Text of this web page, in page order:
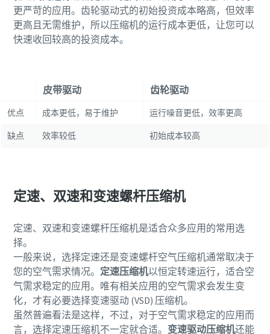
更严苛的应用。齿轮驱动式的初始投资成本略高，但效率
更高且无需维护，所以压缩机的运行成本更低，让您可以
快速收回较高的投资成本。
皮带驱动 齿轮驱动
优点 成本更低，易于维护 运行噪音更低，效率更高
缺点 效率较低 初始成本较高
定速、双速和变速螺杆压缩机
定速、双速和变速螺杆压缩机是适合众多应用的常用选
择。
一般来说，选择定速还是变速螺杆空气压缩机通常取决于
您的空气需求情况。 定速压缩机以恒定转速运行，适合空
气需求稳定的应用。唯有相关应用的空气需求会发生变
化，才有必要选择变速驱动 (VSD) 压缩机。
虽然普遍看法是这样，不过，对于空气需求稳定的应用而
言，选择定速压缩机不一定就合适。 变速驱动压缩机还能